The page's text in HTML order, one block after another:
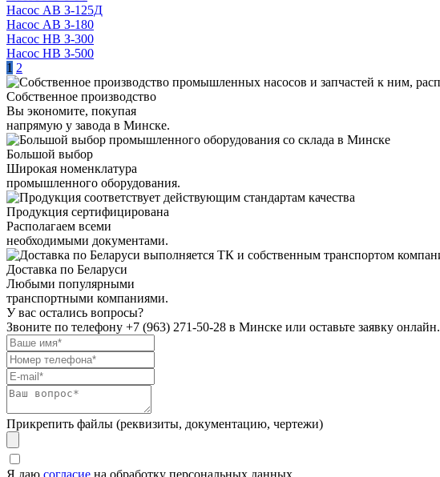
Насос АВ З-125Д
Насос АВ З-180
Насос НВ З-300
Насос НВ З-500
1 2
Собственное производство
Вы экономите, покупая
напрямую у завода в Минске.
Большой выбор
Широкая номенклатура
промышленного оборудования.
Продукция сертифицирована
Располагаем всеми
необходимыми документами.
Доставка по Беларуси
Любыми популярными
транспортными компаниями.
У вас остались вопросы?
Звоните по телефону +7 (963) 271-50-28 в Минске или оставьте заявку онлайн.
Прикрепить файлы (реквизиты, документацию, чертежи)
Я даю согласие на обработку персональных данных